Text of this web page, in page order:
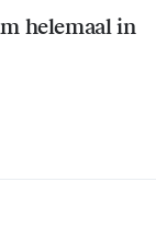
helemaal in